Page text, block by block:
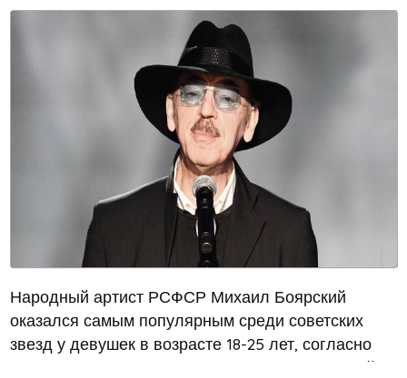
Народный артист РСФСР Михаил Боярский
оказался самым популярным среди советских
звезд у девушек в возрасте 18-25 лет, согласно
опросу, проведенному аналитиками контентной